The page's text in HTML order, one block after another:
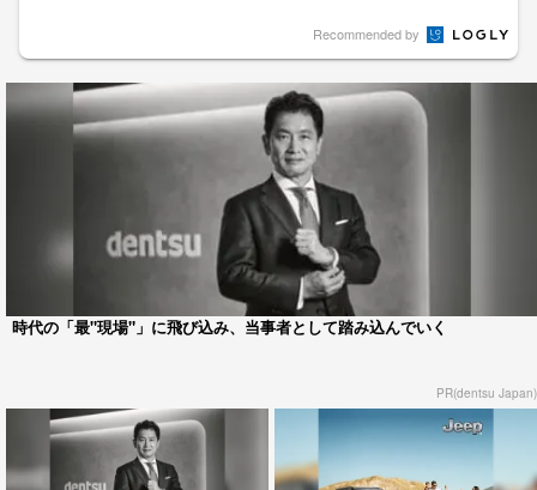
Recommended by
時代の「最"現場"」に飛び込み、当事者として踏み込んでいく
PR(dentsu Japan)